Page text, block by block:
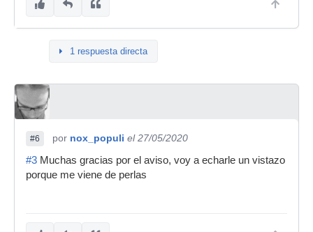
1 respuesta directa
#6 por nox_populi el 27/05/2020
#3 Muchas gracias por el aviso, voy a echarle un vistazo
porque me viene de perlas